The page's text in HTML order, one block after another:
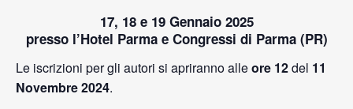
17, 18 e 19 Gennaio 2025
presso l’Hotel Parma e Congressi di Parma (PR)
Le iscrizioni per gli autori si apriranno alleore 12del 11
Novembre 2024.